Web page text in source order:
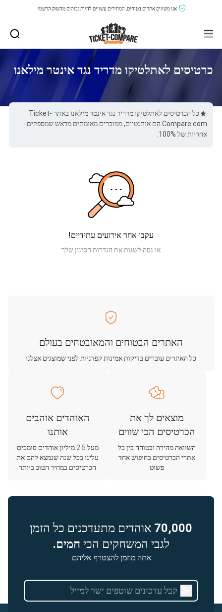
אנו משווים אתרים בטוחים, המחירים עשויים להיות גבוהים מהשוק הרשמי.
כרטיסים לאתלטיקו מדריד נגד אינטר מילאנו
כל הכרטיסים לאתלטיקו מדריד נגד אינטר מילאנו באתר Ticket-
Compare.com הם אותנטיים, ממוכרים מאומתים מראש שמספקים
אחריות של 100%.
עקבו אחר אירועים עתידיים!
או נסה לשנות את הגדרות הסינון שלך
האתרים הבטוחים והמאובטחים בעולם
כל האתרים עוברים בדיקות אמינות קפדניות לפני שמוצגים אצלנו
מוצאים לך את
הכרטיסים הכי שווים
השוואה מהירה ובטוחה בין כל
אתרי הכרטיסים בחיפוש אחד
פשוט
האוהדים אוהבים
אותנו
מעל 2.5 מיליון אוהדים סומכים
עלינו בכל שנה שנמצא להם את
הכרטיסים במחיר הטוב ביותר
70,000 אוהדים מתעדכנים כל הזמן
לגבי המשחקים הכי חמים.
אתה מוזמן להצטרף אליהם.